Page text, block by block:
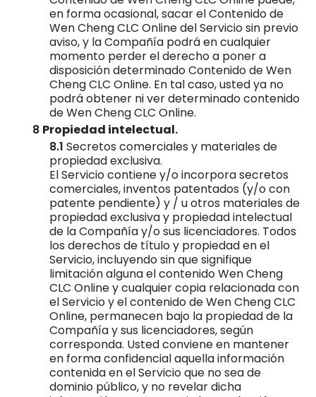
en forma ocasional, sacar el Contenido de
Wen Cheng CLC Online del Servicio sin previo
aviso, y la Compañía podrá en cualquier
momento perder el derecho a poner a
disposición determinado Contenido de Wen
Cheng CLC Online. En tal caso, usted ya no
podrá obtener ni ver determinado contenido
de Wen Cheng CLC Online.
Propiedad intelectual.
Secretos comerciales y materiales de
propiedad exclusiva.
El Servicio contiene y/o incorpora secretos
comerciales, inventos patentados (y/o con
patente pendiente) y / u otros materiales de
propiedad exclusiva y propiedad intelectual
de la Compañía y/o sus licenciadores. Todos
los derechos de título y propiedad en el
Servicio, incluyendo sin que signifique
limitación alguna el contenido Wen Cheng
CLC Online y cualquier copia relacionada con
el Servicio y el contenido de Wen Cheng CLC
Online, permanecen bajo la propiedad de la
Compañía y sus licenciadores, según
corresponda. Usted conviene en mantener
en forma confidencial aquella información
contenida en el Servicio que no sea de
dominio público, y no revelar dicha